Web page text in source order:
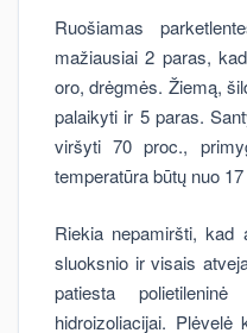
Ruošiamas
mažiausiai 2 paras,
oro, drėgmės. Žiemą,
palaikyti ir 5 paras.
viršyti 70 proc.,
temperatūra būtų nuo 17
Riekia nepamiršti, kad
sluoksnio ir visais
patiesta
hidroizoliacijai.